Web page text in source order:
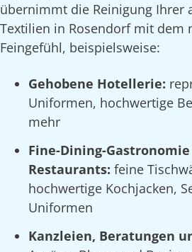
übernimmt die Reinigung Ihrer
Textilien in Rosendorf mit dem
Feingefühl, beispielsweise:
Gehobene Hotellerie:
Uniformen, hochwertige
mehr
Fine-Dining-
Restaurants: feine
hochwertige Kochjacken,
Uniformen
Kanzleien, Beratungen